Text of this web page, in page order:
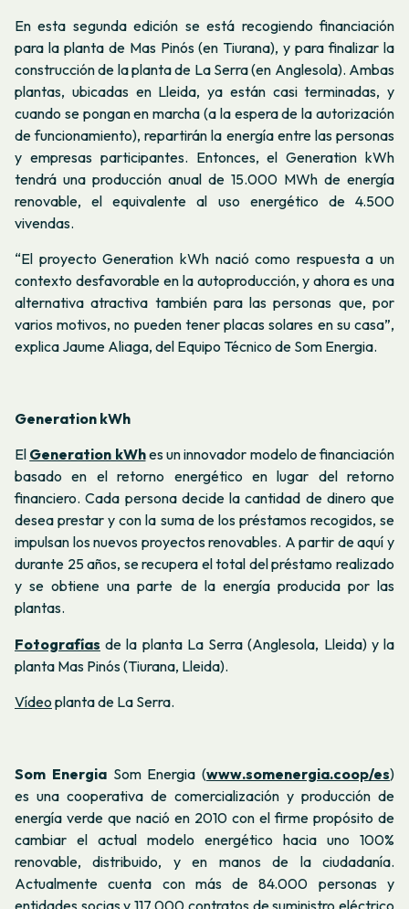
En esta segunda edición se está recogiendo financiación
para la planta de Mas Pinós (en Tiurana), y para finalizar la
construcción de la planta de La Serra (en Anglesola). Ambas
plantas, ubicadas en Lleida, ya están casi terminadas, y
cuando se pongan en marcha (a la espera de la autorización
de funcionamiento), repartirán la energía entre las personas
y empresas participantes. Entonces, el Generation kWh
tendrá una producción anual de 15.000 MWh de energía
renovable, el equivalente al uso energético de 4.500
vivendas.
“El proyecto Generation kWh nació como respuesta a un
contexto desfavorable en la autoproducción, y ahora es una
alternativa atractiva también para las personas que, por
varios motivos, no pueden tener placas solares en su casa”,
explica Jaume Aliaga, del Equipo Técnico de Som Energia.
Generation kWh
El Generation kWhes un innovador modelo de financiación
basado en el retorno energético en lugar del retorno
financiero. Cada persona decide la cantidad de dinero que
desea prestar y con la suma de los préstamos recogidos, se
impulsan los nuevos proyectos renovables. A partir de aquí y
durante 25 años, se recupera el total del préstamo realizado
y se obtiene una parte de la energía producida por las
plantas.
Fotografías de la planta La Serra (Anglesola, Lleida) y la
planta Mas Pinós (Tiurana, Lleida).
Vídeo planta de La Serra.
Som Energia Som Energia (www.somenergia.coop/es)
es una cooperativa de comercialización y producción de
energía verde que nació en 2010 con el firme propósito de
cambiar el actual modelo energético hacia uno 100%
renovable, distribuido, y en manos de la ciudadanía.
Actualmente cuenta con más de 84.000 personas y
entidades socias y 117.000 contratos de suministro eléctrico